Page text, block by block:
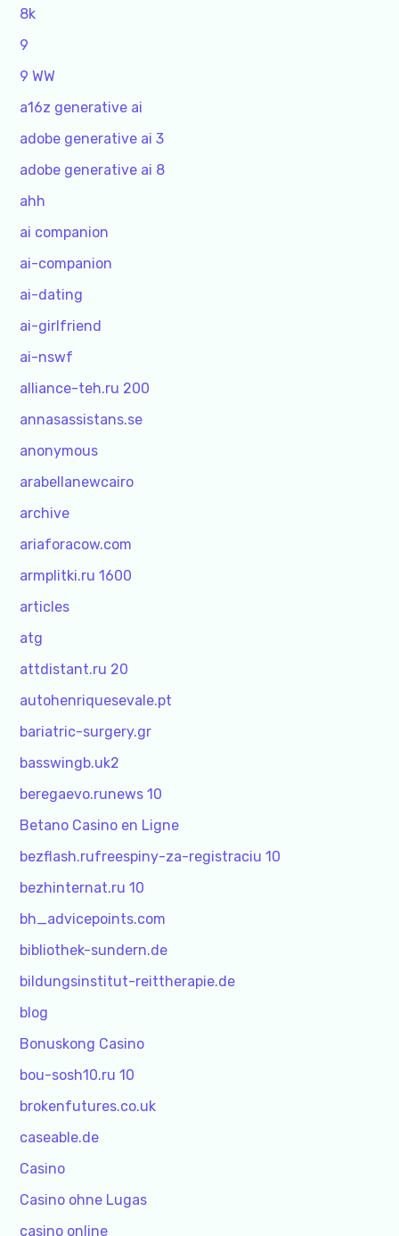
8k
9
9 WW
a16z generative ai
adobe generative ai 3
adobe generative ai 8
ahh
ai companion
ai-companion
ai-dating
ai-girlfriend
ai-nswf
alliance-teh.ru 200
annasassistans.se
anonymous
arabellanewcairo
archive
ariaforacow.com
armplitki.ru 1600
articles
atg
attdistant.ru 20
autohenriquesevale.pt
bariatric-surgery.gr
basswingb.uk2
beregaevo.runews 10
Betano Casino en Ligne
bezflash.rufreespiny-za-registraciu 10
bezhinternat.ru 10
bh_advicepoints.com
bibliothek-sundern.de
bildungsinstitut-reittherapie.de
blog
Bonuskong Casino
bou-sosh10.ru 10
brokenfutures.co.uk
caseable.de
Casino
Casino ohne Lugas
casino online